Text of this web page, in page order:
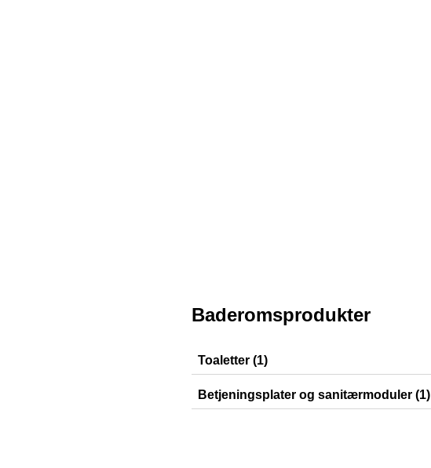
Baderomsprodukter
Toaletter (1)
Acanto
Betjeningsplater og sanitærmoduler (1)